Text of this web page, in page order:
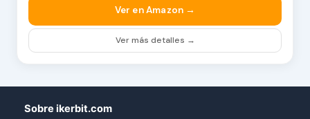
Ver en Amazon →
Ver más detalles →
Sobre ikerbit.com